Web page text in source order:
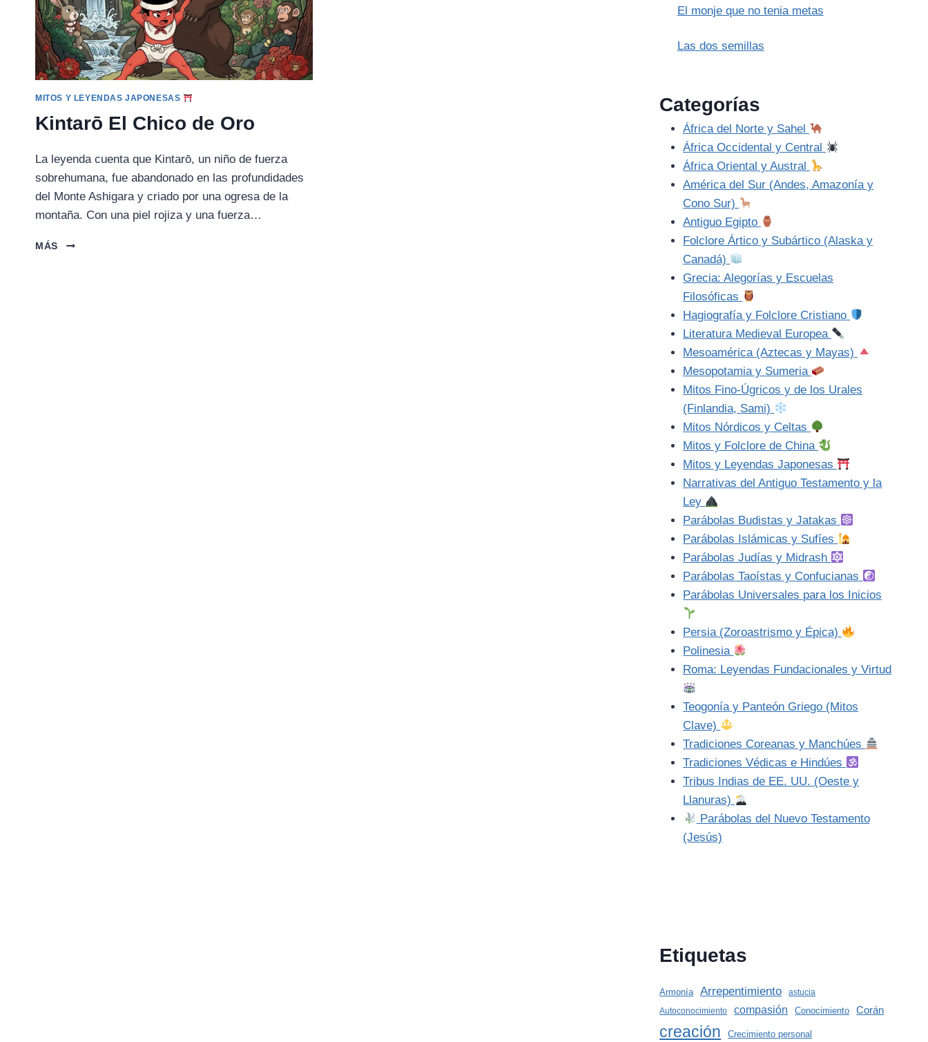
MITOS Y LEYENDAS JAPONESAS
Kintarō El Chico de Oro
La leyenda cuenta que Kintarō, un niño de fuerza
sobrehumana, fue abandonado en las profundidades
del Monte Ashigara y criado por una ogresa de la
montaña. Con una piel rojiza y una fuerza…
MÁS
KINTARŌ
El monje que no tenia metas
Las dos semillas
Categorías
África del Norte y Sahel
África Occidental y Central
África Oriental y Austral
América del Sur (Andes, Amazonía y
Cono Sur)
Antiguo Egipto
Folclore Ártico y Subártico (Alaska y
Canadá)
Grecia: Alegorías y Escuelas
Filosóficas
Hagiografía y Folclore Cristiano
Literatura Medieval Europea
Mesoamérica (Aztecas y Mayas)
Mesopotamia y Sumeria
Mitos Fino-Úgricos y de los Urales
(Finlandia, Sami)
Mitos Nórdicos y Celtas
Mitos y Folclore de China
Mitos y Leyendas Japonesas
Narrativas del Antiguo Testamento y la
Ley
Parábolas Budistas y Jatakas
Parábolas Islámicas y Sufíes
Parábolas Judías y Midrash
Parábolas Taoístas y Confucianas
Parábolas Universales para los Inicios
Persia (Zoroastrismo y Épica)
Polinesia
Roma: Leyendas Fundacionales y Virtud
Teogonía y Panteón Griego (Mitos
Clave)
Tradiciones Coreanas y Manchúes
Tradiciones Védicas e Hindúes
Tribus Indias de EE. UU. (Oeste y
Llanuras)
Parábolas del Nuevo Testamento
(Jesús)
Etiquetas
Armonía Arrepentimiento
astucia
Autoconocimiento
compasión Conocimiento Corán
creación Crecimiento personal